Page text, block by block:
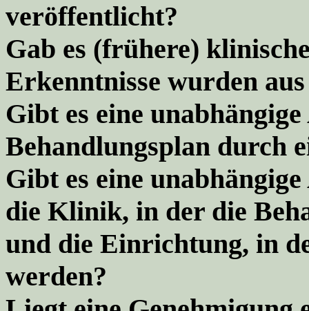
veröffentlicht?
Gab es (frühere)
Erkenntnisse wurden
Gibt es eine
Behandlungsplan durch
Gibt es eine
die Klinik, in der die
und die Einrichtung, in
werden?